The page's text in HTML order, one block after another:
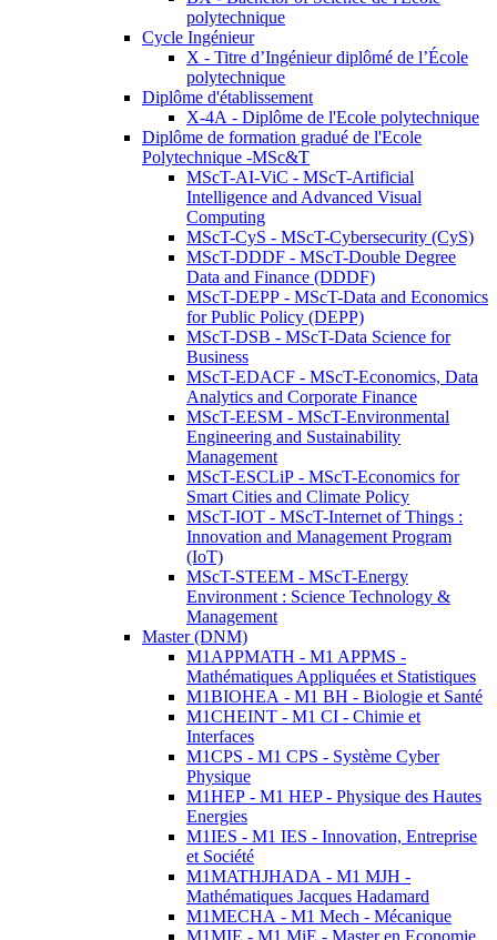
polytechnique
Cycle Ingénieur
X - Titre d’Ingénieur diplômé de l’École
polytechnique
Diplôme d'établissement
X-4A - Diplôme de l'Ecole polytechnique
Diplôme de formation gradué de l'Ecole
Polytechnique -MSc&T
MScT-AI-ViC - MScT-Artificial
Intelligence and Advanced Visual
Computing
MScT-CyS - MScT-Cybersecurity (CyS)
MScT-DDDF - MScT-Double Degree
Data and Finance (DDDF)
MScT-DEPP - MScT-Data and Economics
for Public Policy (DEPP)
MScT-DSB - MScT-Data Science for
Business
MScT-EDACF - MScT-Economics, Data
Analytics and Corporate Finance
MScT-EESM - MScT-Environmental
Engineering and Sustainability
Management
MScT-ESCLiP - MScT-Economics for
Smart Cities and Climate Policy
MScT-IOT - MScT-Internet of Things :
Innovation and Management Program
(IoT)
MScT-STEEM - MScT-Energy
Environment : Science Technology &
Management
Master (DNM)
M1APPMATH - M1 APPMS -
Mathématiques Appliquées et Statistiques
M1BIOHEA - M1 BH - Biologie et Santé
M1CHEINT - M1 CI - Chimie et
Interfaces
M1CPS - M1 CPS - Système Cyber
Physique
M1HEP - M1 HEP - Physique des Hautes
Energies
M1IES - M1 IES - Innovation, Entreprise
et Société
M1MATHJHADA - M1 MJH -
Mathématiques Jacques Hadamard
M1MECHA - M1 Mech - Mécanique
M1MIE - M1 MiE - Master en Economie